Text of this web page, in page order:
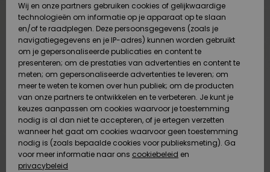
Schoenen &
Slippers
Surf /
Water
Snow
Nieuw
Schoenen &
Slippers
Surf /
Water
Sneeuw
Nieuw
Highlights
Snow
SURF
Highlights
Community
SNOW
Dames
Snow Shop
Highlights
Gemeenschap
SALE ON
SALE
VROUW
OUTLET
Regio- En
Taalinstellingen
Betaling
Giftcard
Quiksilver
Freedom
Gegevensbescherming
Wij en onze partners gebruiken cookies of gelijkwaardige
technologieën om informatie op je apparaat op te slaan
en/of te raadplegen. Deze persoonsgegevens (zoals je
navigatiegegevens en je IP-adres) kunnen worden gebruikt
om je gepersonaliseerde publicaties en content te
presenteren; om de prestaties van advertenties en content te
meten; om gepersonaliseerde advertenties te leveren; om
meer te weten te komen over hun publiek; om de producten
van onze partners te ontwikkelen en te verbeteren. Je kunt je
keuzes aanpassen om cookies waarvoor je toestemming
nodig is al dan niet te accepteren, of je ertegen verzetten
wanneer het gaat om cookies waarvoor geen toestemming
nodig is (zoals bepaalde cookies voor publieksmeting). Ga
voor meer informatie naar ons cookiebeleid en
privacybeleid